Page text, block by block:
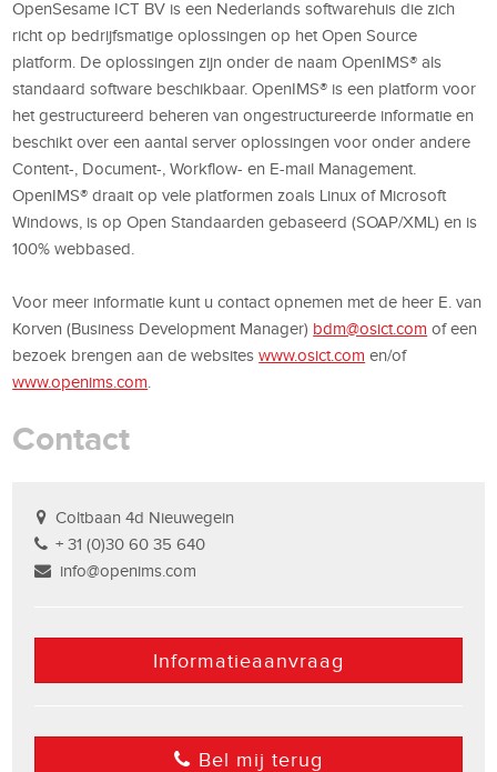
OpenSesame ICT BV is een Nederlands softwarehuis die zich
richt op bedrijfsmatige oplossingen op het Open Source
platform. De oplossingen zijn onder de naam OpenIMS® als
standaard software beschikbaar. OpenIMS® is een platform voor
het gestructureerd beheren van ongestructureerde informatie en
beschikt over een aantal server oplossingen voor onder andere
Content-, Document-, Workflow- en E-mail Management.
OpenIMS® draait op vele platformen zoals Linux of Microsoft
Windows, is op Open Standaarden gebaseerd (SOAP/XML) en is
100% webbased.
Voor meer informatie kunt u contact opnemen met de heer E. van
Korven (Business Development Manager) bdm@osict.com of een
bezoek brengen aan de websiteswww.osict.com en/of
www.openims.com
Contact
Coltbaan 4d Nieuwegein
+ 31 (0)30 60 35 640
info@openims.com
Informatieaanvraag
Bel mij terug